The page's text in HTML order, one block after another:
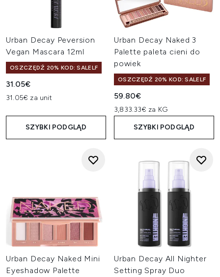
Urban Decay Peversion
Vegan Mascara 12ml
OSZCZĘDŹ 20% KOD: SALELF
31.05€
31.05€ za unit
SZYBKI PODGLĄD
Urban Decay Naked 3
Palette paleta cieni do
powiek
OSZCZĘDŹ 20% KOD: SALELF
59.80€
3,833.33€ za KG
SZYBKI PODGLĄD
Urban Decay Naked Mini
Eyeshadow Palette
Urban Decay All Nighter
Setting Spray Duo